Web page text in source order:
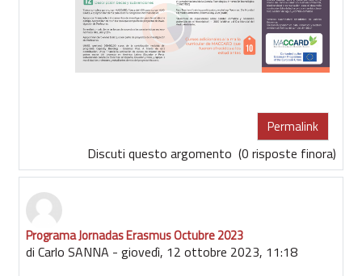
Permalink
Discuti questo argomento (0 risposte finora)
Programa Jornadas Erasmus Octubre 2023
di Carlo SANNA - giovedì, 12 ottobre 2023, 11:18